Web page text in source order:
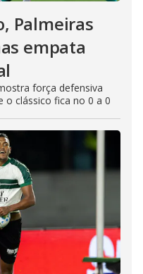
Palmeiras
empata
força defensiva
o clássico fica no 0 a 0